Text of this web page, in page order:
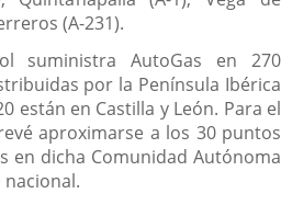
(A-231).
suministra AutoGas en 270
por la Península Ibérica
están en Castilla y León. Para el
aproximarse a los 30 puntos
en dicha Comunidad Autónoma